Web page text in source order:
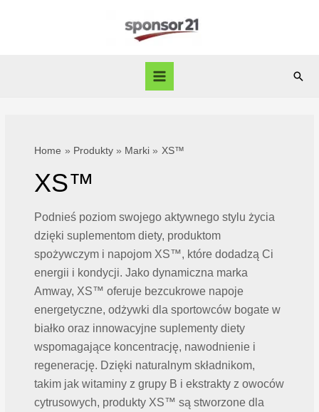
Main
Home Produkty Marki XS™
XS™
Podnieś poziom swojego aktywnego stylu życia
dzięki suplementom diety, produktom
spożywczym i napojom XS™, które dodadzą Ci
energii i kondycji. Jako dynamiczna marka
Amway, XS™ oferuje bezcukrowe napoje
energetyczne, odżywki dla sportowców bogate w
białko oraz innowacyjne suplementy diety
wspomagające koncentrację, nawodnienie i
regenerację. Dzięki naturalnym składnikom,
takim jak witaminy z grupy B i ekstrakty z owoców
cytrusowych, produkty XS™ są stworzone dla